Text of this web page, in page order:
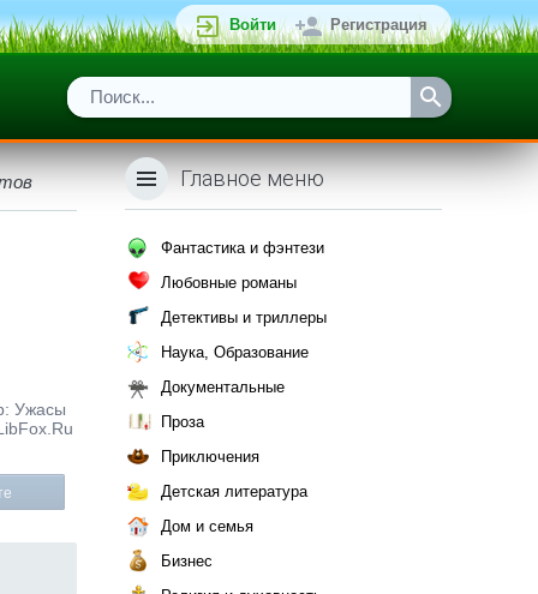
Войти Регистрация
Ужасы
Главное меню
Фантастика и фэнтези
Любовные романы
Детективы и триллеры
Наука, Образование
Документальные
Проза
Приключения
Детская литература
Дом и семья
Бизнес